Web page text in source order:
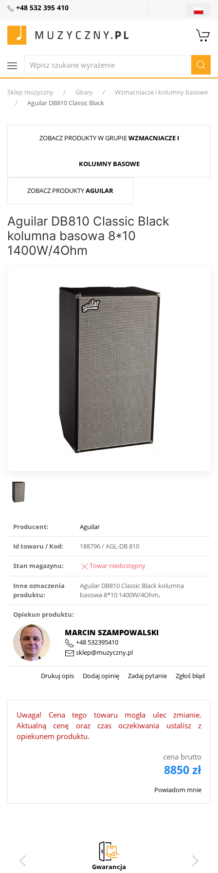
+48 532 395 410
Sklep muzyczny Gitary
Wzmacniacze i kolumny basowe
Aguilar DB810 Classic Black
ZOBACZ PRODUKTY W GRUPIEWZMACNIACZE I
KOLUMNY BASOWE
ZOBACZ PRODUKTYAGUILAR
Aguilar DB810 Classic Black
kolumna basowa 8*10
1400W/4Ohm
Producent: Aguilar
Id towaru / Kod: 188796 / AGL-DB 810
Stan magazynu: Towar niedostępny
Inne oznaczenia
produktu:
Aguilar DB810 Classic Black kolumna
basowa 8*10 1400W/4Ohm,
Opiekun produktu:
MARCIN SZAMPOWALSKI
+48 532395410
sklep@muzyczny.pl
Drukuj opis Dodaj opinię Zadaj pytanie Zgłoś błąd
Uwaga! Cena tego towaru mogła ulec zmianie.
Aktualną cenę oraz czas oczekiwania ustalisz z
opiekunem produktu.
cena brutto
8850 zł
Powiadom mnie
Gwarancja